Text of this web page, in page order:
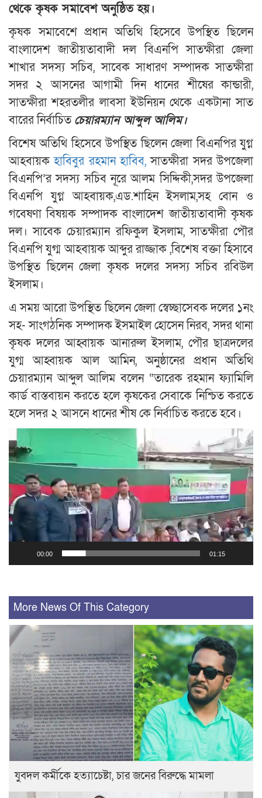
থেকে কৃষক সমাবেশ অনুষ্ঠিত হয়।
কৃষক সমাবেশে প্রধান অতিথি হিসেবে উপস্থিত ছিলেন
বাংলাদেশ জাতীয়তাবাদী দল বিএনপি সাতক্ষীরা জেলা
শাখার সদস্য সচিব, সাবেক সাধারণ সম্পাদক সাতক্ষীরা
সদর ২ আসনের আগামী দিন ধানের শীষের কান্ডারী,
সাতক্ষীরা শহরতলীর লাবসা ইউনিয়ন থেকে একটানা সাত
বারের নির্বাচিতচেয়ারম্যান আব্দুল আলিম।
বিশেষ অতিথি হিসেবে উপস্থিত ছিলেন জেলা বিএনপির যুগ্ন
আহবায়কহাবিবুর রহমান হাবিব, সাতক্ষীরা সদর উপজেলা
বিএনপি’র সদস্য সচিব নূরে আলম সিদ্দিকী,সদর উপজেলা
বিএনপি যুগ্ন আহবায়ক,এড.শাহিন ইসলাম,সহ বোন ও
গবেষণা বিষয়ক সম্পাদক বাংলাদেশ জাতীয়তাবাদী কৃষক
দল। সাবেক চেয়ারম্যান রফিকুল ইসলাম, সাতক্ষীরা পৌর
বিএনপি যুগ্ম আহবায়ক আব্দুর রাজ্জাক ,বিশেষ বক্তা হিসাবে
উপস্থিত ছিলেন জেলা কৃষক দলের সদস্য সচিব রবিউল
ইসলাম।
এ সময় আরো উপস্থিত ছিলেন জেলা স্বেচ্ছাসেবক দলের ১নং
সহ- সাংগঠনিক সম্পাদক ইসমাইল হোসেন নিরব, সদর থানা
কৃষক দলের আহ্বায়ক আনারুল ইসলাম, পৌর ছাত্রদলের
যুগ্ম আহ্বায়ক আল আমিন, অনুষ্ঠানের প্রধান অতিথি
চেয়ারম্যান আব্দুল আলিম বলেন “তারেক রহমান ফ্যামিলি
কার্ড বাস্তবায়ন করতে হলে কৃষকের সেবাকে নিশ্চিত করতে
হলে সদর ২ আসনে ধানের শীষ কে নির্বাচিত করতে হবে।
Video
Player
00:00 01:15
More News Of This Category
যুবদল কর্মীকে হত্যাচেষ্টা, চার জনের বিরুদ্ধে মামলা